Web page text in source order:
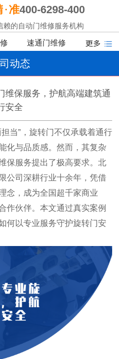
准400-6298-400
赖的自动门维修服务机构
速通门维修
动态
维保服务，护航高端建筑通
安全
当”，旋转门不仅承载着通行
化与品质感。然而，其复杂
保服务提出了极高要求。北
公司深耕行业十余年，凭借
念，成为全国超千家商业
作伙伴。本文通过真实案例
何以专业服务守护旋转门安